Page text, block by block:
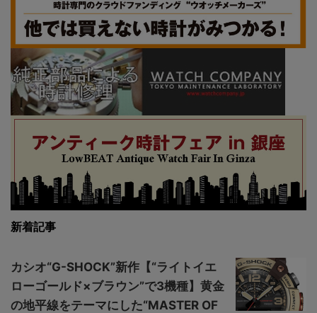
新着記事
カシオ“G-SHOCK”新作【“ライトイエ
ローゴールド×ブラウン”で3機種】黄金
の地平線をテーマにした“MASTER OF